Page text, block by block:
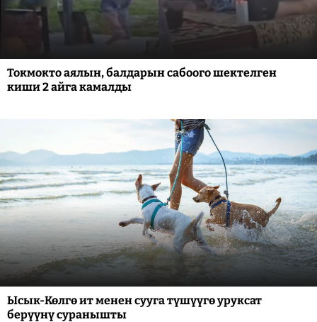
Токмокто аялын, балдарын сабоого шектелген
киши 2 айга камалды
Ысык-Көлгө ит менен сууга түшүүгө уруксат
берүүнү суранышты